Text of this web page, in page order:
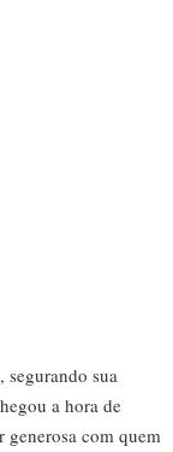
segurando sua
a hora de
generosa com quem